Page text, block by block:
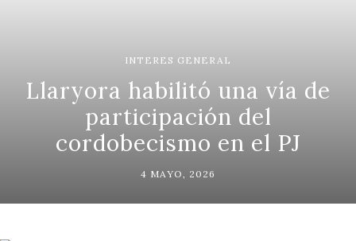
INTERES GENERAL
Llaryora habilitó una vía de
participación del
cordobecismo en el PJ
4 MAYO, 2026